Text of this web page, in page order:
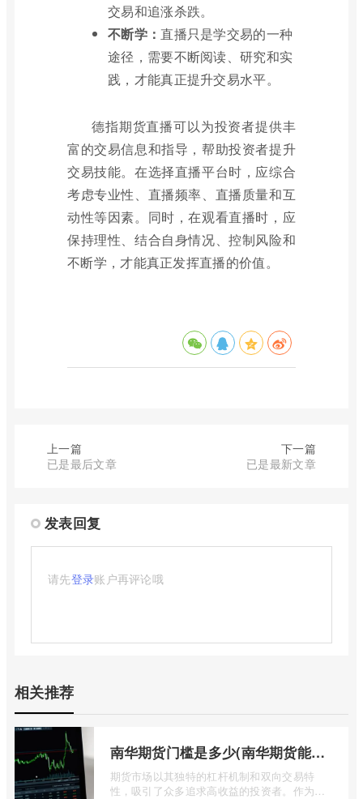
交易和追涨杀跌。
不断学： 直播只是学交易的一种
途径，需要不断阅读、研究和实
践，才能真正提升交易水平。
德指期货直播可以为投资者提供丰
富的交易信息和指导，帮助投资者提升
交易技能。在选择直播平台时，应综合
考虑专业性、直播频率、直播质量和互
动性等因素。同时，在观看直播时，应
保持理性、结合自身情况、控制风险和
不断学，才能真正发挥直播的价值。
上一篇
已是最后文章
下一篇
已是最新文章
发表回复
请先登录账户再评论哦
相关推荐
南华期货门槛是多少(南华期货能做国际期货吗)
期货市场以其独特的杠杆机制和双向交易特
性，吸引了众多追求高收益的投资者。作为中